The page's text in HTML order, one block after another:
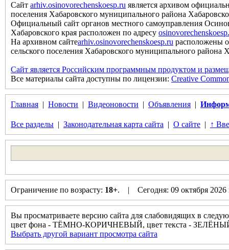
Сайт arhiv.osinovorechenskoesp.ru является архивом
поселения Хабаровского муниципального района
Официальный сайт органов местного самоуправления
Хабаровского края расположен по адресу
На архивном сайтеarhiv.osinovorechenskoesp.ru расположены
сельского поселения Хабаровского муниципального района
Сайт является Российским программным продуктом и
Все материалы сайта доступны по лицензии: Creative
Главная | Новости | Видеоновости | Объявления |
Все разделы | Законодательная карта сайта | О сайте | ↑
Ограничение по возрасту: 18+. | Сегодня: 09 октября
Вы просматриваете версию сайта для слабовидящих в
цвет фона - ТЁМНО-КОРИЧНЕВЫЙ, цвет текста -
Выбрать другой вариант просмотра сайта